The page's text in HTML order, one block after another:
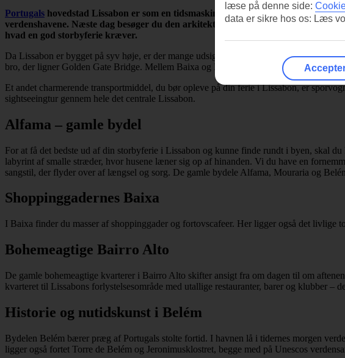
Portugals hovedstad Lissabon er som en tidsmaskine. Den ene dag går du
verdenshavene. Næste dag besøger du den arkitektoniske nyskabelse MAAT og
hvad en god storbyferie kræver.
Da Lissabon er bygget på syv høje, er der mange udsigtspunkter, hvor du kan
bro, der ligner Golden Gate Bridge. Mellem Baixa og Bairro Alto kan du desuden tage
Et andet charmerende transportmiddel, du bør opleve på din ferie i Lissabon, er
sightseeingtur gennem hele det centrale Lissabon.
Alfama – gamle bydel
For at få det bedste ud af din storbyferie i Lissabon og kunne finde rundt i byen, skal
labyrint af smalle stræder, hvor husene læner sig op af hinanden. Vi du have en
sangstil, der flyder over af længsel og sorg. De gamle bydele Alfama, Mouraria og
Shoppinggadernes Baixa
I Baixa finder du masser af shoppinggader og fortovscafeer. Her ligger også det livlige
Bohemeagtige Bairro Alto
De gamle bohemeagtige kvarterer i Bairro Alto skifter ansigt fra om dagen til om
kvarteret til Lissabons forlystelsesområde med utallige restauranter, barer og klubber –
Historie og nutidskunst i Belém
Bydelen Belém bærer præg af Portugals stolte fortid. I havnen lå i tidernes morgen
ligger også fortet Torre de Belém og Jeronimusklostret, begge med på Unescos
læse på denne side:
data er sikre hos os: Læs